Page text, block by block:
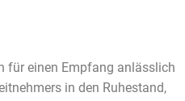
für einen Empfang anlässlich
in den Ruhestand,